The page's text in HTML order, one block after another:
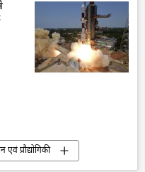
एवं प्रौद्योगिकी